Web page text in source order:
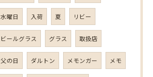
水曜日 入荷 夏 リビー
ビールグラス グラス 取扱店
父の日 ダルトン メモンガー メモ